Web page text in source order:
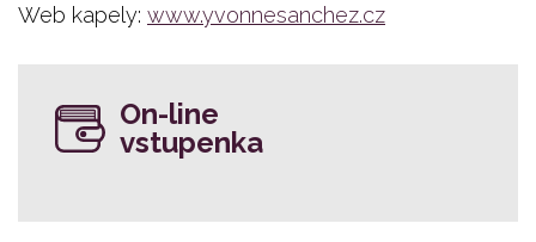
Web kapely: www.yvonnesanchez.cz
On-line
vstupenka